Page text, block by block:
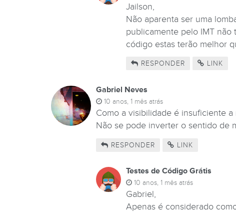
Jailson,
Não aparenta ser uma
publicamente pelo IMT não
código estas terão melhor
RESPONDER LINK
Gabriel Neves
10 anos, 1 mês atrás
Como a visibilidade é insuficiente a
Não se pode inverter o sentido de
RESPONDER LINK
Testes de Código Grátis
10 anos, 1 mês atrás
Gabriel,
Apenas é considerado